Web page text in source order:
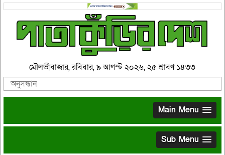
মৌলভীবাজার, রবিবার, ৯ আগস্ট ২০২৬, ২৫ শ্রাবণ ১৪৩৩
Main Menu
Sub Menu